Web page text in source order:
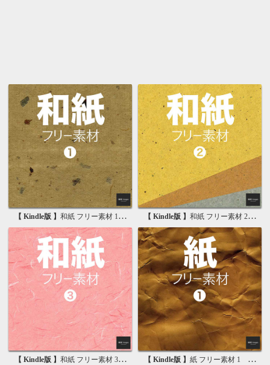
【 Kindle版 】 和紙 フリー素材 1 無料で使える写真素材集 【 Kindle版 】 和紙 フリー素材 2 無料で使える画像素材集
【 Kindle版 】 和紙 フリー素材 3 無料で使える背景素材集 【 Kindle版 】 紙 フリー素材 1 無料で使える写真素材集